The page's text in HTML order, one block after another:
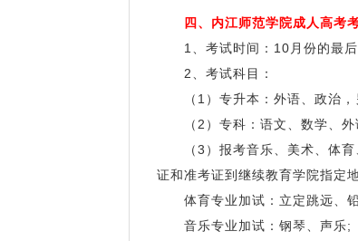
四、内江师范学院成人高考考
1、考试时间：10月份的最后
2、考试科目：
（1）专升本：外语、政治，
（2）专科：语文、数学、外
（3）报考音乐、美术、体育
证和准考证到继续教育学院指定
体育专业加试：立定跳远、
音乐专业加试：钢琴、声乐;